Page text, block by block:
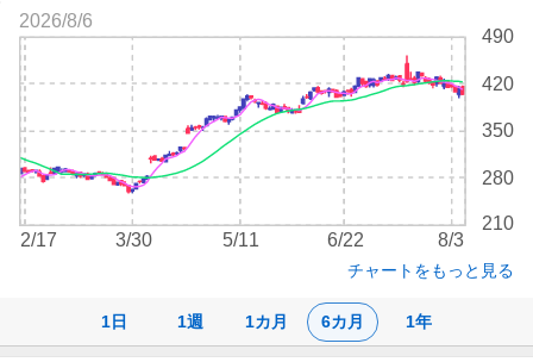
1日 1週 1カ月 6カ月 1年
210
280
350
420
490
2/17 3/30 5/11 6/22 8/3
2026/8/6
チャートをもっと見る